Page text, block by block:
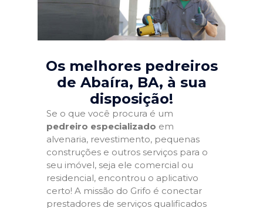
Os melhores pedreiros
de Abaíra, BA, à sua
disposição!
Se o que você procura é um
pedreiro especializado em
alvenaria, revestimento, pequenas
construções e outros serviços para o
seu imóvel, seja ele comercial ou
residencial, encontrou o aplicativo
certo! A missão do Grifo é conectar
prestadores de serviços qualificados